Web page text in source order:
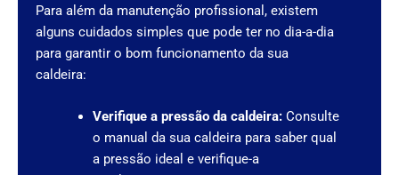
Para além da manutenção profissional, existem
alguns cuidados simples que pode ter no dia-a-dia
para garantir o bom funcionamento da sua
caldeira:
Verifique a pressão da caldeira:Consulte
o manual da sua caldeira para saber qual
a pressão ideal e verifique-a